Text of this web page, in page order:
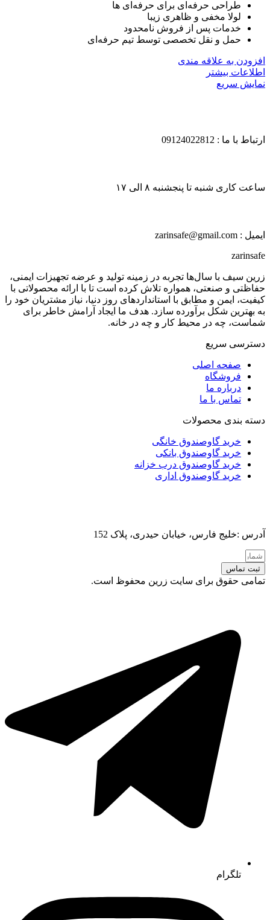
طراحی حرفه‌ای برای حرفه‌ای ها
لولا مخفی و ظاهری زیبا
خدمات پس از فروش نامحدود
حمل و نقل تخصصی توسط تیم حرفه‌ای
افزودن به علاقه مندی
اطلاعات بیشتر
نمایش سریع
ارتباط با ما : 09124022812
ساعت کاری شنبه تا پنجشنبه ۸ الی ۱۷
ایمیل : zarinsafe@gmail.com
zarinsafe
زرین سیف با سال‌ها تجربه در زمینه تولید و عرضه تجهیزات ایمنی،
حفاظتی و صنعتی، همواره تلاش کرده است تا با ارائه محصولاتی با
کیفیت، ایمن و مطابق با استانداردهای روز دنیا، نیاز مشتریان خود را
به بهترین شکل برآورده سازد. هدف ما ایجاد آرامش خاطر برای
شماست، چه در محیط کار و چه در خانه.
دسترسی سریع
صفحه اصلی
فروشگاه
درباره ما
تماس با ما
دسته بندی محصولات
خرید گاوصندوق خانگی
خرید گاوصندوق بانکی
خرید گاوصندوق درب خزانه
خرید گاوصندوق اداری
آدرس :خلیج فارس، خیابان حیدری، پلاک 152
ثبت تماس
تمامی حقوق برای سایت زرین محفوظ است.
تلگرام